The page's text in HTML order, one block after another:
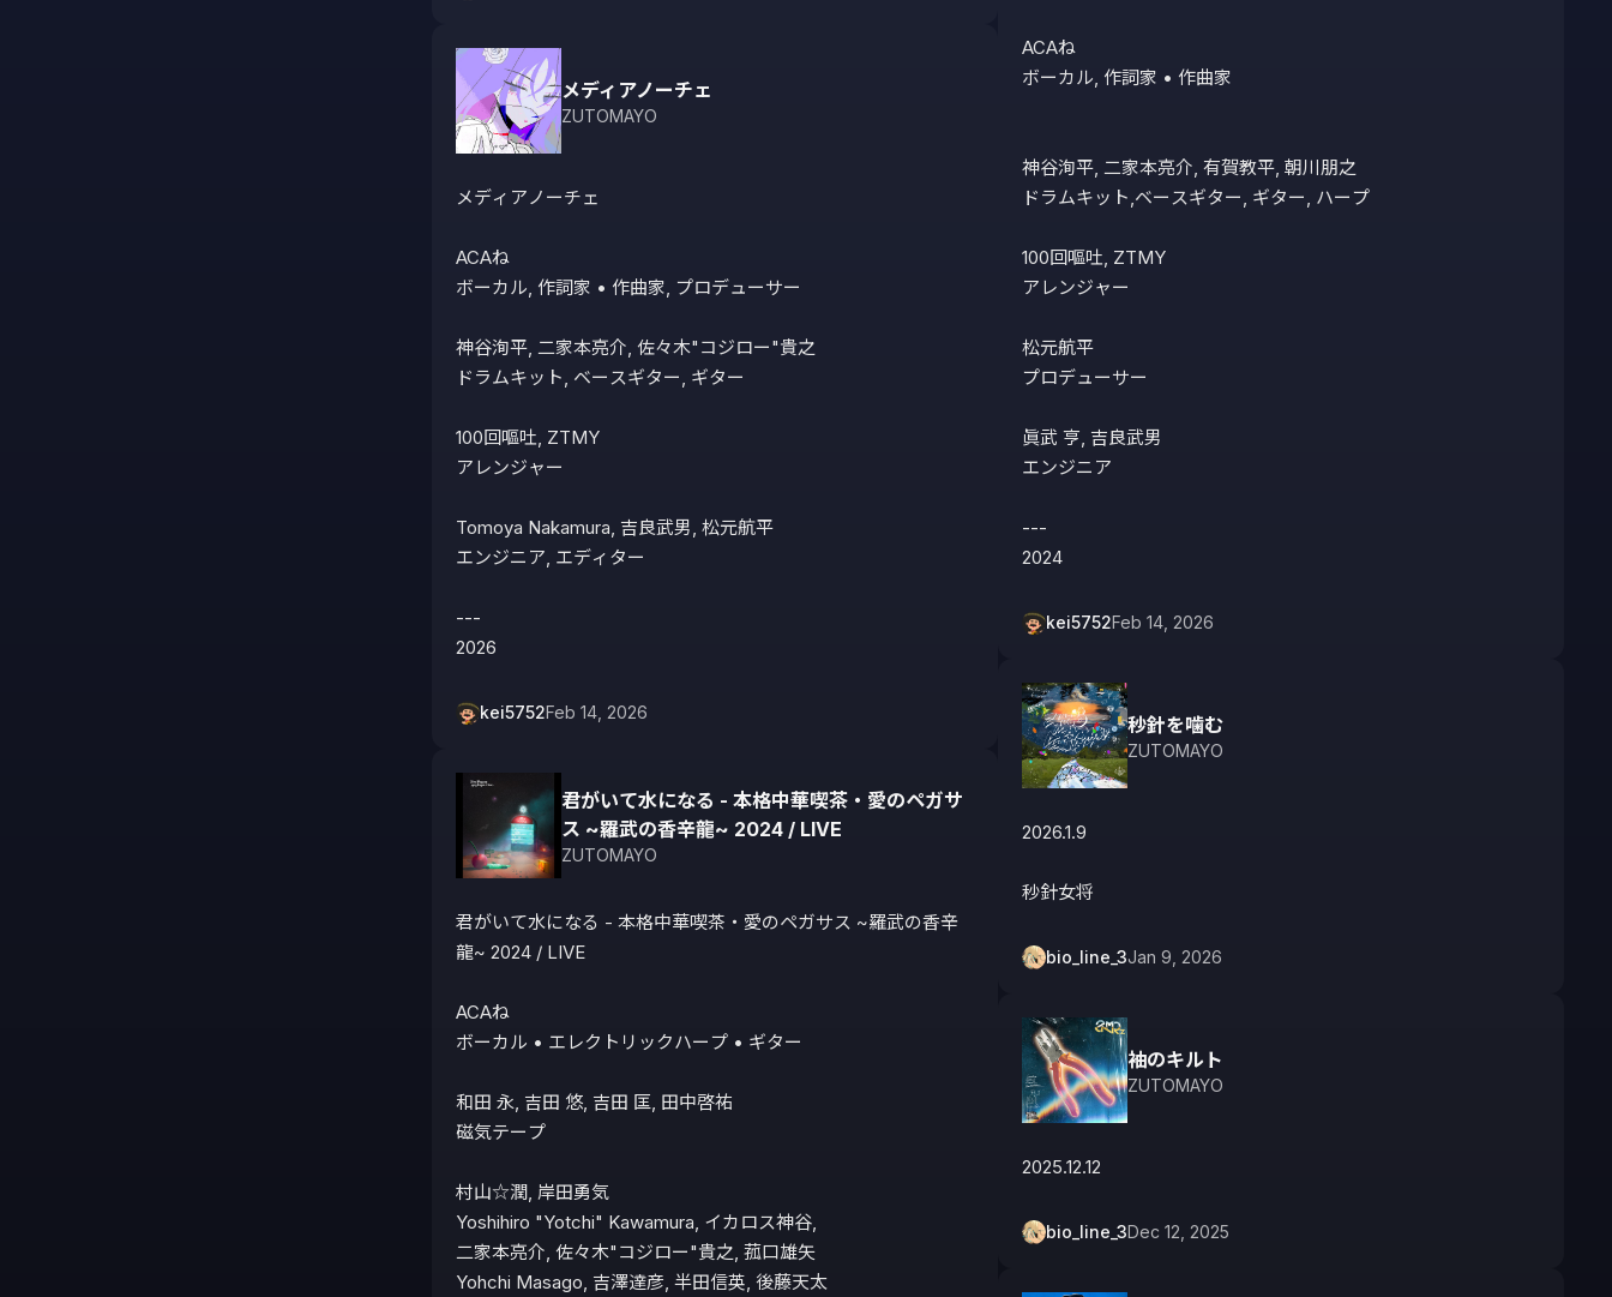
メディアノーチェ
ZUTOMAYO
メディアノーチェ
ACAね
ボーカル, 作詞家 • 作曲家, プロデューサー
神谷洵平, 二家本亮介, 佐々木"コジロー"貴之
ドラムキット, ベースギター, ギター
100回嘔吐, ZTMY
アレンジャー
Tomoya Nakamura, 吉良武男, 松元航平
エンジニア, エディター
---
kei5752Feb 14, 2026
君がいて水になる - 本格中華喫茶・愛のペガサ
ス ~羅武の香辛龍~ 2024 / LIVE
ZUTOMAYO
君がいて水になる - 本格中華喫茶・愛のペガサス ~羅武の香辛
龍~ 2024 / LIVE
ACAね
ボーカル • エレクトリックハープ • ギター
和田 永, 吉田 悠, 吉田 匡, 田中啓祐
磁気テープ
村山☆潤, 岸田勇気
Yoshihiro "Yotchi" Kawamura, イカロス神谷,
二家本亮介, 佐々木"コジロー"貴之, 菰口雄矢
Yohchi Masago, 吉澤達彦, 半田信英, 後藤天太
ACAね
ボーカル, 作詞家 • 作曲家
神谷洵平, 二家本亮介, 有賀教平, 朝川朋之
ドラムキット,ベースギター, ギター, ハープ
100回嘔吐, ZTMY
アレンジャー
松元航平
プロデューサー
眞武 亨, 吉良武男
エンジニア
---
2024
kei5752Feb 14, 2026
秒針を噛む
ZUTOMAYO
2026.1.9
秒針女将
bio_line_3Jan 9, 2026
袖のキルト
ZUTOMAYO
2025.12.12
bio_line_3Dec 12, 2025